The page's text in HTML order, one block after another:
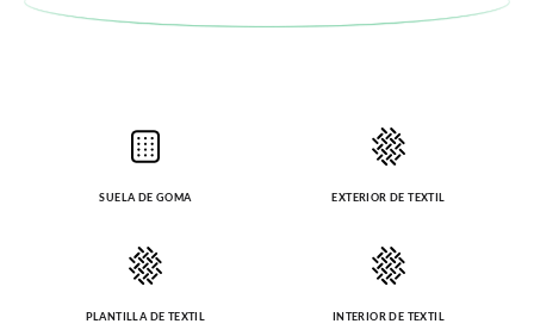
SUELA DE GOMA EXTERIOR DE TEXTIL
PLANTILLA DE TEXTIL INTERIOR DE TEXTIL